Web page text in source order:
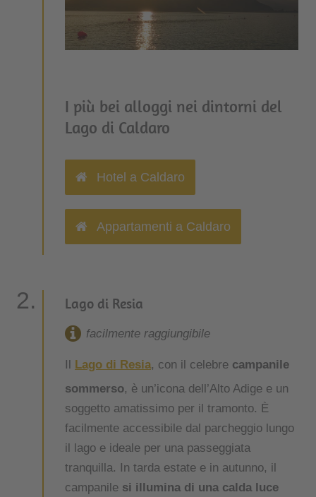
I più bei alloggi nei dintorni del
Lago di Caldaro
Hotel a Caldaro
Appartamenti a Caldaro
Lago di Resia
facilmente raggiungibile
Il Lago di Resia, con il celebre campanile
sommerso, è un’icona dell’Alto Adige e un
soggetto amatissimo per il tramonto. È
facilmente accessibile dal parcheggio lungo
il lago e ideale per una passeggiata
tranquilla. In tarda estate e in autunno, il
campanile si illumina di una calda luce